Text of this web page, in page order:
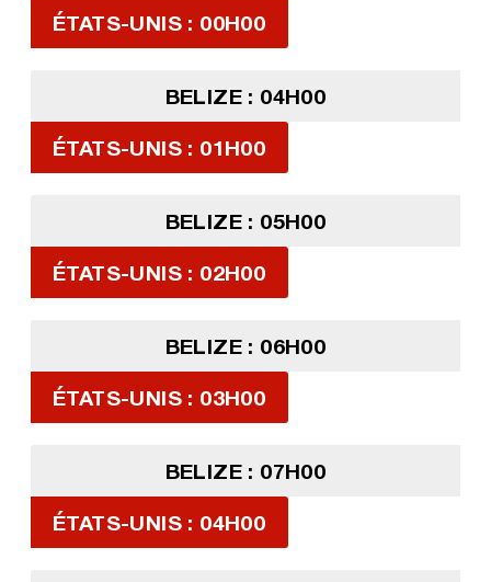
ÉTATS-UNIS : 00H00
BELIZE : 04H00
ÉTATS-UNIS : 01H00
BELIZE : 05H00
ÉTATS-UNIS : 02H00
BELIZE : 06H00
ÉTATS-UNIS : 03H00
BELIZE : 07H00
ÉTATS-UNIS : 04H00